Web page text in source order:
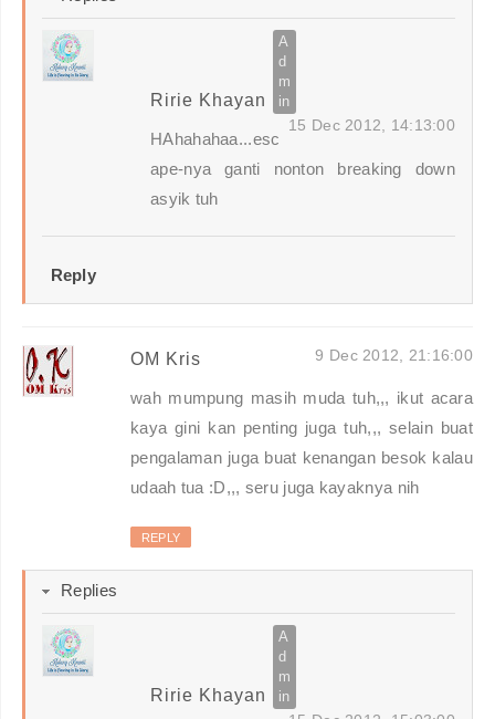
Ririe Khayan
15 Dec 2012, 14:13:00
HAhahahaa...esc
ape-nya ganti nonton breaking down
asyik tuh
Reply
OM Kris 9 Dec 2012, 21:16:00
wah mumpung masih muda tuh,,, ikut acara
kaya gini kan penting juga tuh,,, selain buat
pengalaman juga buat kenangan besok kalau
udaah tua :D,,, seru juga kayaknya nih
REPLY
Replies
Ririe Khayan